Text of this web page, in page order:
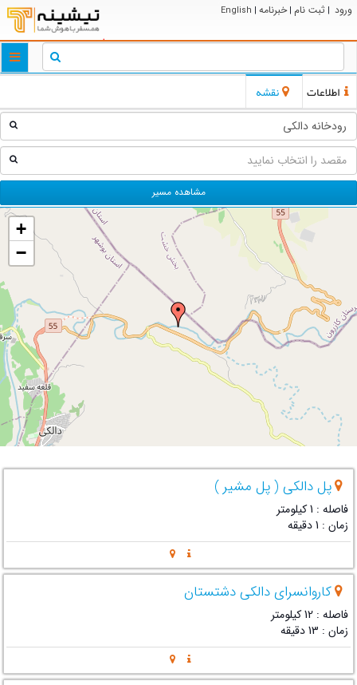
ورود | ثبت نام | خبرنامه |
English
اطلاعات نقشه
مشاهده مسیر
+
−
پل دالکی ( پل مشیر )
فاصله : 1 کیلومتر
زمان : 1 دقیقه
کاروانسرای دالکی دشتستان
فاصله : 12 کیلومتر
زمان : 13 دقیقه